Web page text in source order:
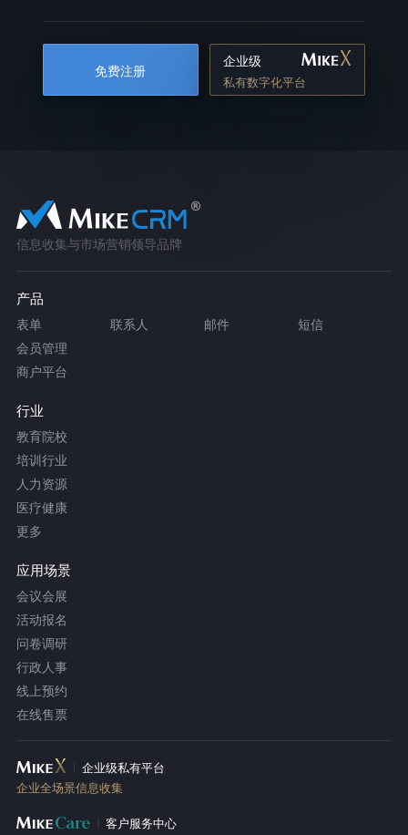
免费注册
企业级
私有数字化平台
信息收集与市场营销领导品牌
产品
表单 联系人 邮件
短信
会员管理
商户平台
行业
教育院校
培训行业
人力资源
医疗健康
更多
应用场景
会议会展
活动报名
问卷调研
行政人事
线上预约
在线售票
企业级私有平台
企业全场景信息收集
客户服务中心